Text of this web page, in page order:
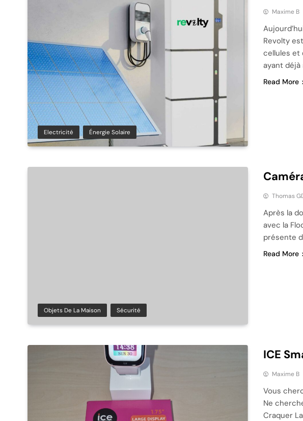
Electricité Énergie Solaire
Maxime B
Revolty
cellules et
ayant déjà
Read More
Objets De La Maison Sécurité
Thomas
Après la
avec la
présente
Read More
ICE
Maxime B
Vous
Ne
Craquer